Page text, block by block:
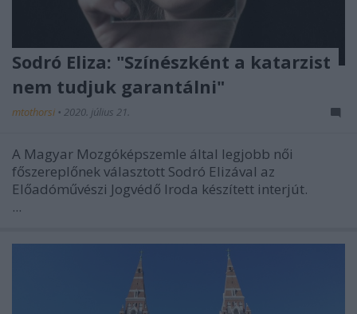
Sodró Eliza: "Színészként a katarzist
nem tudjuk garantálni"
mtothorsi • 2020. július 21.
A Magyar Mozgóképszemle által legjobb női
főszereplőnek választott Sodró Elizával az
Előadóművészi Jogvédő Iroda készített interjút.
...